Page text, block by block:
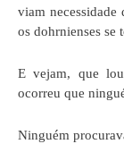
viam necessidade
os dohrnienses se
E vejam, que
ocorreu que
Ninguém